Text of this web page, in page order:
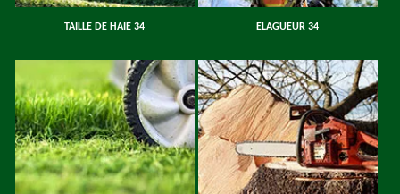
TAILLE DE HAIE 34 ELAGUEUR 34